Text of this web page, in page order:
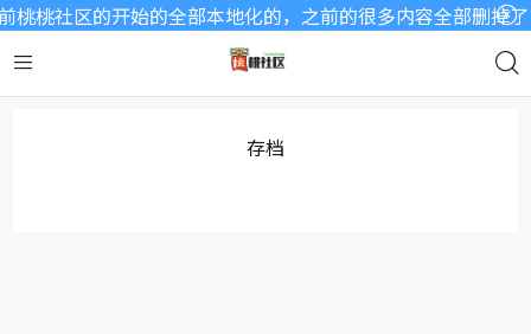
桃桃社区的开始的全部本地化的，之前的很多内容全部删掉
存档